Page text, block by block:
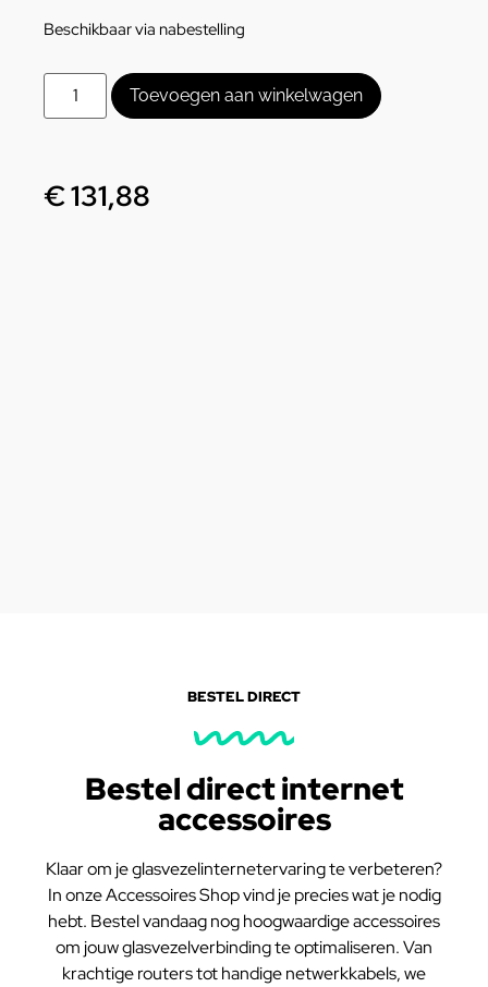
Beschikbaar via nabestelling
Toevoegen aan winkelwagen
€131,88
BESTEL DIRECT
Bestel direct internet
accessoires
Klaar om je glasvezelinternetervaring te verbeteren?
In onze Accessoires Shop vind je precies wat je nodig
hebt. Bestel vandaag nog hoogwaardige accessoires
om jouw glasvezelverbinding te optimaliseren. Van
krachtige routers tot handige netwerkkabels, we